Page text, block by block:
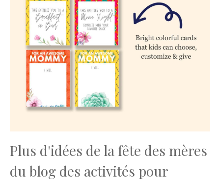
Plus d'idées de la fête des mères
du blog des activités pour